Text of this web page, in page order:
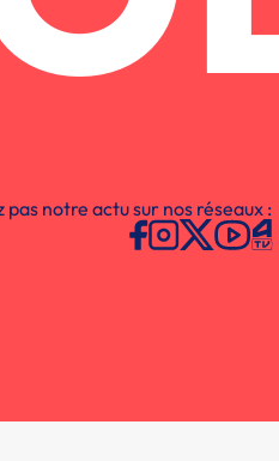
pas notre actu sur nos réseaux :